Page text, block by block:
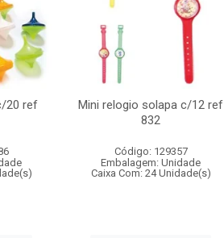
20 ref
Mini relogio solapa c/12 ref
832
Código: 129357
Embalagem: Unidade
Caixa Com: 24 Unidade(s)